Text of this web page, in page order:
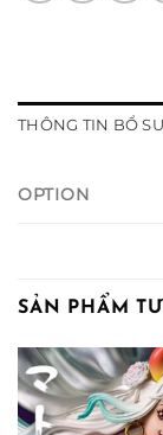
THÔNG TIN BỔ
OPTION
SẢN PHẨM